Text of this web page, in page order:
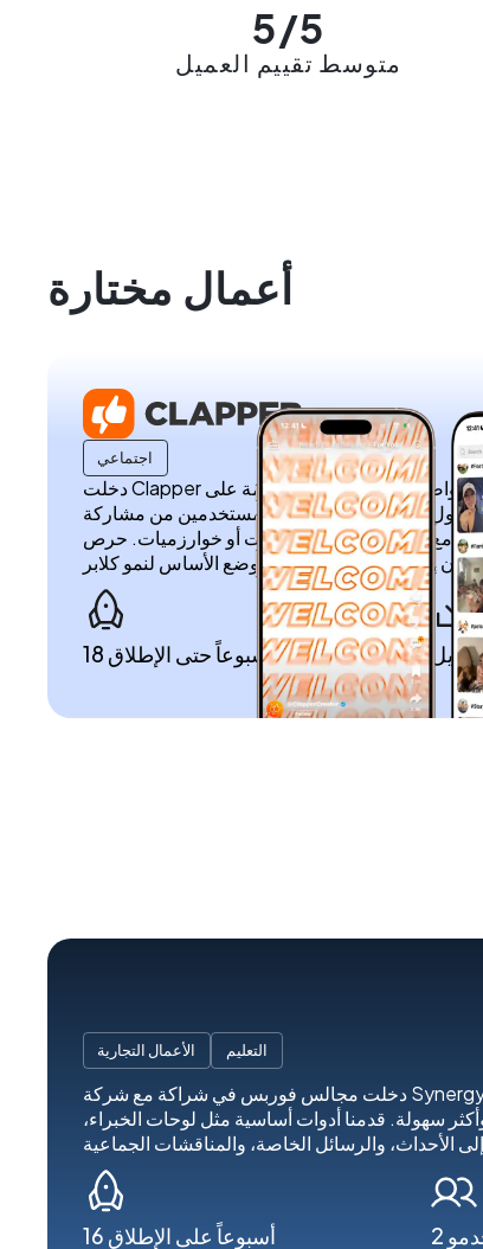
5/5
متوسط تقييم العميل
أعمال مختارة
اجتماعي
دخلت Clapper في شراكة معنا لتحقيق رؤيتهم لمنصة تواصل اجتماعي حقيقية قائمة على
الأول من تطبيقهم وتمكين المستخدمين من مشاركة
مع جمهورهم دون مرشحات أو خوارزميات. حرص
18 أسبوعاً حتى الإطلاق
الأعمال التجارية التعليم
دخلت مجالس فوربس في شراكة مع شركة Synergy Labs للارتقاء بتطبيقها المخصص
سهولة. قدمنا أدوات أساسية مثل لوحات الخبراء،
16 أسبوعاً على الإطلاق